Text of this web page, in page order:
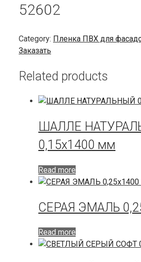
52602
Category: Пленка ПВХ для
Заказать
Related products
ШАЛЛЕ
0,15х1400 мм
Read more
СЕРАЯ ЭМАЛЬ
Read more